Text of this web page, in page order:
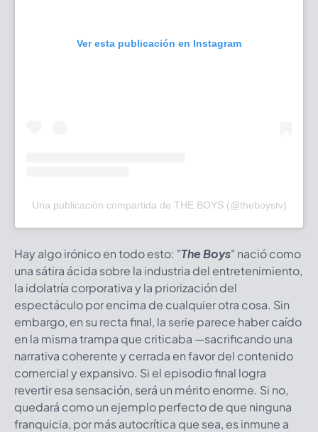
Ver esta publicación en Instagram
Una publicación compartida de THE BOYS (@theboystv)
Hay algo irónico en todo esto: "The Boys" nació como
una sátira ácida sobre la industria del entretenimiento,
la idolatría corporativa y la priorización del
espectáculo por encima de cualquier otra cosa. Sin
embargo, en su recta final, la serie parece haber caído
en la misma trampa que criticaba —sacrificando una
narrativa coherente y cerrada en favor del contenido
comercial y expansivo. Si el episodio final logra
revertir esa sensación, será un mérito enorme. Si no,
quedará como un ejemplo perfecto de que ninguna
franquicia, por más autocrítica que sea, es inmune a